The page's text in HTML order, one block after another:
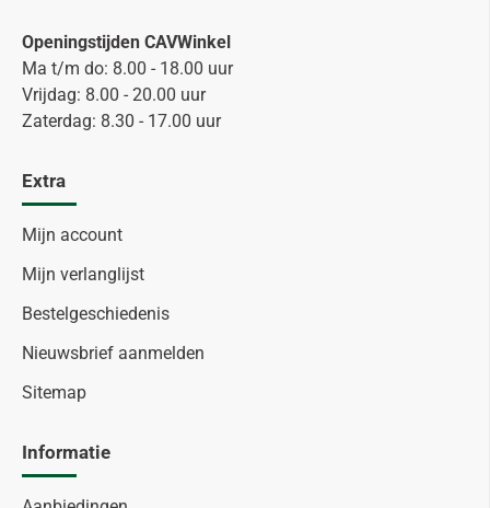
Openingstijden CAVWinkel
Ma t/m do: 8.00 - 18.00 uur
Vrijdag: 8.00 - 20.00 uur
Zaterdag: 8.30 - 17.00 uur
Extra
Mijn account
Mijn verlanglijst
Bestelgeschiedenis
Nieuwsbrief aanmelden
Sitemap
Informatie